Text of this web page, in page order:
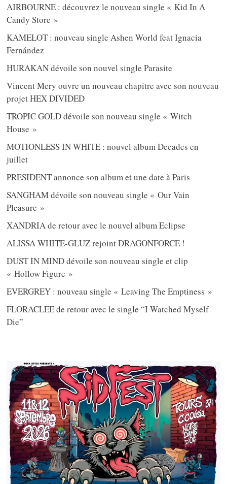
AIRBOURNE : découvrez le nouveau single « Kid In A
Candy Store »
KAMELOT : nouveau single Ashen World feat Ignacia
Fernández
HURAKAN dévoile son nouvel single Parasite
Vincent Mery ouvre un nouveau chapitre avec son nouveau
projet HEX DIVIDED
TROPIC GOLD dévoile son nouveau single « Witch
House »
MOTIONLESS IN WHITE : nouvel album Decades en
juillet
PRESIDENT annonce son album et une date à Paris
SANGHAM dévoile son nouveau single « Our Vain
Pleasure »
XANDRIA de retour avec le nouvel album Eclipse
ALISSA WHITE-GLUZ rejoint DRAGONFORCE !
DUST IN MIND dévoile son nouveau single et clip
« Hollow Figure »
EVERGREY : nouveau single « Leaving The Emptiness »
FLORACLEE de retour avec le single “I Watched Myself
Die”